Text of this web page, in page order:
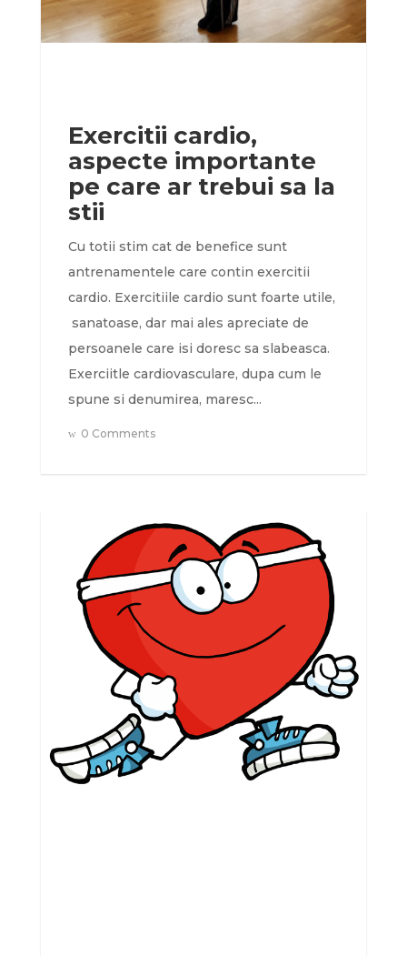
Exercitii cardio,
aspecte importante
pe care ar trebui sa la
stii
Cu totii stim cat de benefice sunt
antrenamentele care contin exercitii
cardio. Exercitiile cardio sunt foarte utile,
sanatoase, dar mai ales apreciate de
persoanele care isi doresc sa slabeasca.
Exerciitle cardiovasculare, dupa cum le
spune si denumirea, maresc...
0 Comments